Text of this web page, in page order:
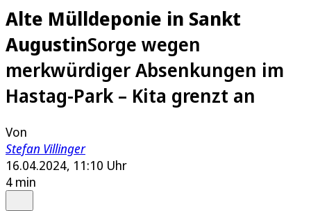
Alte Mülldeponie in Sankt
AugustinSorge wegen
merkwürdiger Absenkungen im
Hastag-Park – Kita grenzt an
Von
Stefan Villinger
16.04.2024, 11:10 Uhr
4 min